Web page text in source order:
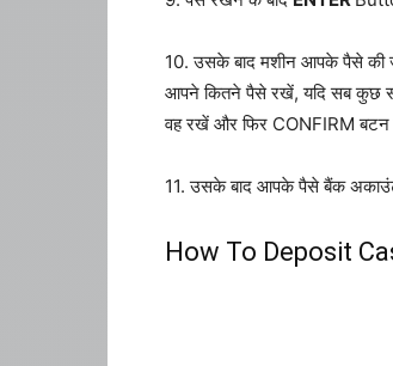
10. उसके बाद मशीन आपके पैसे की
आपने कितने पैसे रखें, यदि सब कुछ
वह रखें और फिर CONFIRM बटन
11. उसके बाद आपके पैसे बैंक
How To Deposit